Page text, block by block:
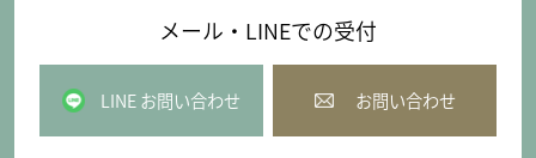
メール・LINEでの受付
LINE お問い合わせ お問い合わせ